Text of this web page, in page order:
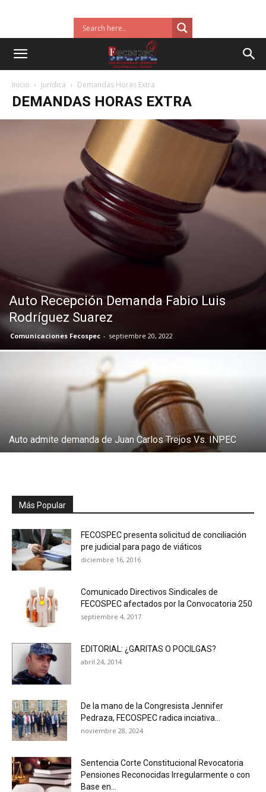
Inicio Jurídica Demandas Horas Extra
DEMANDAS HORAS EXTRA
Auto Recepción Demanda Fabio Luis
Rodríguez Suarez
Comunicaciones Fecospec - septiembre 20, 2022
Auto admite demanda de Juan Carlos Trejos Vs. INPEC
Más Popular
FECOSPEC presenta solicitud de conciliación
pre judicial para pago de viáticos
diciembre 16, 2016
Comunicado Directivos Sindicales de
FECOSPEC afectados por la Convocatoria 250
septiembre 4, 2017
EDITORIAL: ¿GARITAS O POCILGAS?
abril 24, 2014
De la mano de la Congresista Jennifer
Pedraza, FECOSPEC radica inciativa...
noviembre 28, 2024
Sentencia Corte Constitucional Revocatoria
Pensiones Reconocidas Irregularmente o con
Base en...